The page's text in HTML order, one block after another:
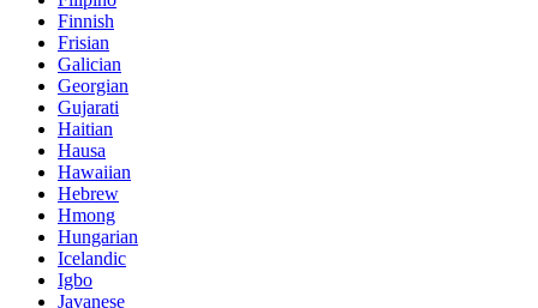
Finnish
Frisian
Galician
Georgian
Gujarati
Haitian
Hausa
Hawaiian
Hebrew
Hmong
Hungarian
Icelandic
Igbo
Javanese